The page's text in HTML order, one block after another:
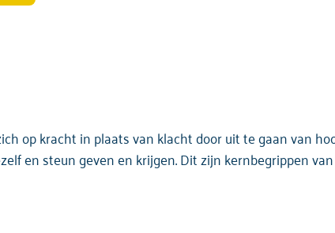
op kracht in plaats van klacht door uit te gaan van
en steun geven en krijgen. Dit zijn kernbegrippen